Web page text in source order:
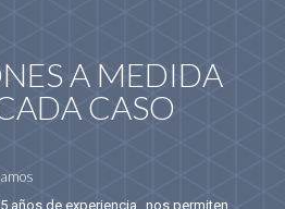
A MEDIDA
CASO
años de experiencia nos permiten